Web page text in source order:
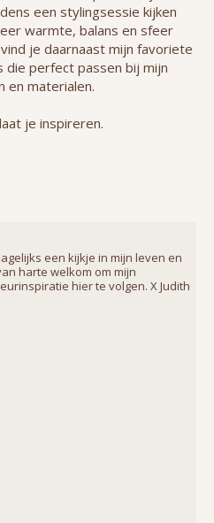
een stylingsessie kijken
warmte, balans en sfeer
je daarnaast mijn favoriete
perfect passen bij mijn
en materialen.
je inspireren.
een kijkje in mijn leven en
harte welkom om mijn
hier te volgen. X Judith